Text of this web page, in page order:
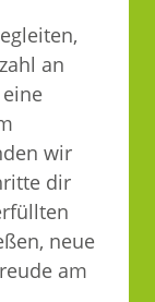
an
wir
dir
neue
am